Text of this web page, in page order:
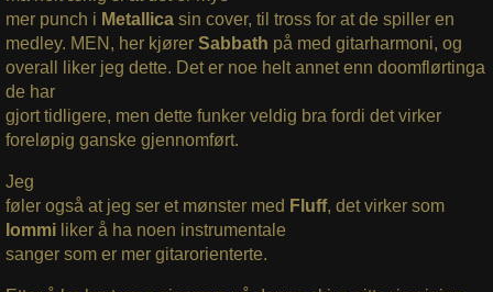
mer punch i Metallicasin cover, til tross for at de spiller en
medley. MEN, her kjører Sabbath på med gitarharmoni, og
overall liker jeg dette. Det er noe helt annet enn doomflørtinga
de har
gjort tidligere, men dette funker veldig bra fordi det virker
foreløpig ganske gjennomført.
Jeg
føler også at jeg ser et mønster med Fluff, det virker som
Iommi liker å ha noen instrumentale
sanger som er mer gitarorienterte.